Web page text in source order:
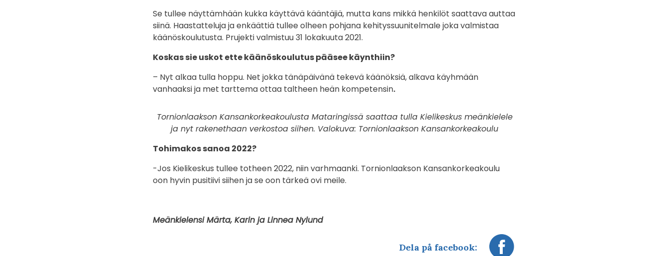
Se tullee näyttämhään kukka käyttävä kääntäjiä, mutta kans mikkä henkilöt saattava auttaa
siinä. Haastatteluja ja enkäättiä tullee olheen pohjana kehityssuunitelmale joka valmistaa
käänöskoulutusta. Prujekti valmistuu 31 lokakuuta 2021.
Koskas sie uskot ette käänöskoulutus pääsee käynthiin?
– Nyt alkaa tulla hoppu. Net jokka tänäpäivänä tekevä käänöksiä, alkava käyhmään
vanhaaksi ja met tarttema ottaa taltheen heän kompetensin.
Tornionlaakson Kansankorkeakoulusta Mataringissä saattaa tulla Kielikeskus meänkielele
ja nyt rakenethaan verkostoa siihen. Valokuva: Tornionlaakson Kansankorkeakoulu
Tohimakos sanoa 2022?
-Jos Kielikeskus tullee totheen 2022, niin varhmaanki. Tornionlaakson Kansankorkeakoulu
oon hyvin pusitiivi siihen ja se oon tärkeä ovi meile.
Meänkielensi Märta, Karin ja Linnea Nylund
Dela på facebook: